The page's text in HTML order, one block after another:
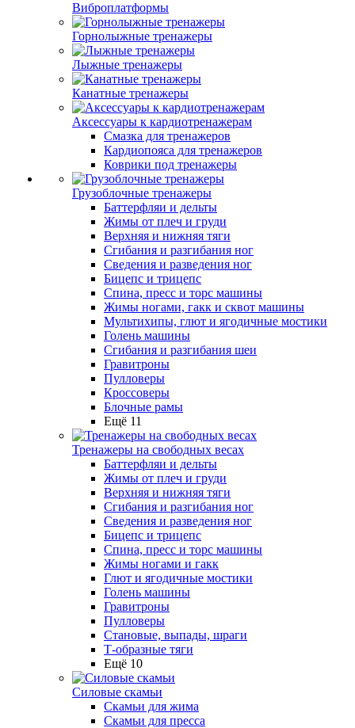
Виброплатформы
Горнолыжные тренажеры
Лыжные тренажеры
Канатные тренажеры
Аксессуары к кардиотренажерам
Смазка для тренажеров
Кардиопояса для тренажеров
Коврики под тренажеры
Грузоблочные тренажеры
Баттерфляи и дельты
Жимы от плеч и груди
Верхняя и нижняя тяги
Сгибания и разгибания ног
Сведения и разведения ног
Бицепс и трицепс
Спина, пресс и торс машины
Жимы ногами, гакк и сквот машины
Мультихипы, глют и ягодичные мостики
Голень машины
Сгибания и разгибания шеи
Гравитроны
Пулловеры
Кроссоверы
Блочные рамы
Ещё 11
Тренажеры на свободных весах
Баттерфляи и дельты
Жимы от плеч и груди
Верхняя и нижняя тяги
Сгибания и разгибания ног
Сведения и разведения ног
Бицепс и трицепс
Спина, пресс и торс машины
Жимы ногами и гакк
Глют и ягодичные мостики
Голень машины
Гравитроны
Пулловеры
Становые, выпады, шраги
Т-образные тяги
Ещё 10
Силовые скамьи
Скамьи для жима
Скамьи для пресса